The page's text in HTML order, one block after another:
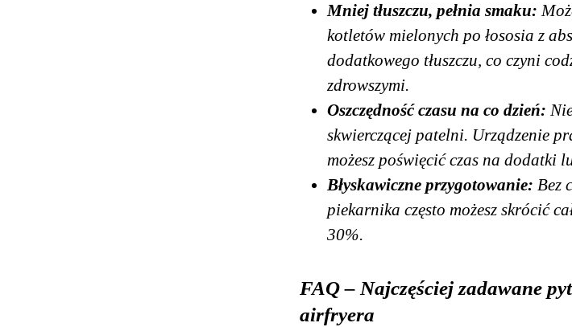
Mniej tłuszczu, pełnia smaku:
kotletów mielonych po łososia z
dodatkowego tłuszczu, co czyni
zdrowszymi.
Oszczędność czasu na co dzień:
skwierczącej patelni. Urządzenie
możesz poświęcić czas na dodatki
Błyskawiczne przygotowanie: Bez
piekarnika często możesz skrócić
30%.
FAQ – Najczęściej zadawane
airfryera